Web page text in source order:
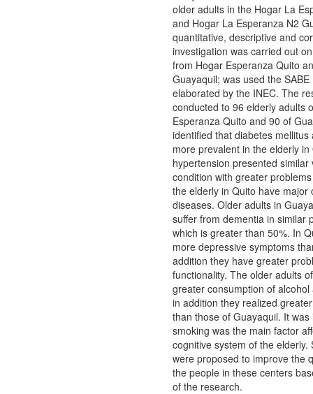
older adults in the Hogar La
and Hogar La Esperanza N2
quantitative, descriptive and
investigation was carried out
from Hogar Esperanza Quito
Guayaquil; was used the SABE
elaborated by the INEC. The
conducted to 96 elderly adults
Esperanza Quito and 90 of
identified that diabetes
more prevalent in the elderly in
hypertension presented
condition with greater
the elderly in Quito have major
diseases. Older adults in
suffer from dementia in similar
which is greater than 50%. In
more depressive symptoms
addition they have greater
functionality. The older adults
greater consumption of
in addition they realized
than those of Guayaquil. It
smoking was the main factor
cognitive system of the elderly.
were proposed to improve the
the people in these centers
of the research.